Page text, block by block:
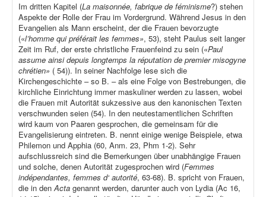
Im dritten Kapitel (La maisonnée, fabrique de féminisme?) stehen
Aspekte der Rolle der Frau im Vordergrund. Während Jesus in den
Evangelien als Mann erscheint, der die Frauen bevorzugte
(«l’homme qui préférait les femmes», 53), steht Paulus seit langer
Zeit im Ruf, der erste christliche Frauenfeind zu sein («Paul
assume ainsi depuis longtemps la réputation de premier misogyne
chrétien» ( 54)). In seiner Nachfolge lese sich die
Kirchengeschichte – so B. – als eine Folge von Bestrebungen, die
kirchliche Einrichtung immer maskuliner werden zu lassen, wobei
die Frauen mit Autorität sukzessive aus den kanonischen Texten
verschwunden seien (54). In den neutestamentlichen Schriften
wird kaum von Paaren gesprochen, die gemeinsam für die
Evangelisierung eintreten. B. nennt einige wenige Beispiele, etwa
Philemon und Apphia (60, Anm. 23, Phm 1-2). Sehr
aufschlussreich sind die Bemerkungen über unabhängige Frauen
und solche, denen Autorität zugesprochen wird (Femmes
indépendantes, femmes d‘ autorité, 63-68). B. spricht von Frauen,
die in denActa genannt werden, darunter auch von Lydia (Ac 16,